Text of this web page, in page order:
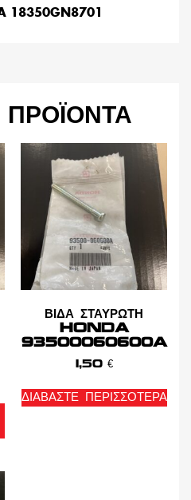
18350GN8701
ΠΡΟΪΌΝΤΑ
ΒΙΔΑ ΣΤΑΥΡΩΤΗ
HONDA
93500060600A
1,50 €
ΔΙΑΒΆΣΤΕ ΠΕΡΙΣΣΌΤΕΡΑ